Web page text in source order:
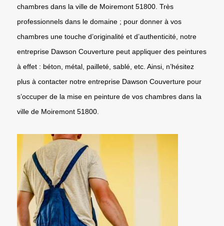
chambres dans la ville de Moiremont 51800. Très
professionnels dans le domaine ; pour donner à vos
chambres une touche d’originalité et d’authenticité, notre
entreprise Dawson Couverture peut appliquer des peintures
à effet : béton, métal, pailleté, sablé, etc. Ainsi, n’hésitez
plus à contacter notre entreprise Dawson Couverture pour
s’occuper de la mise en peinture de vos chambres dans la
ville de Moiremont 51800.